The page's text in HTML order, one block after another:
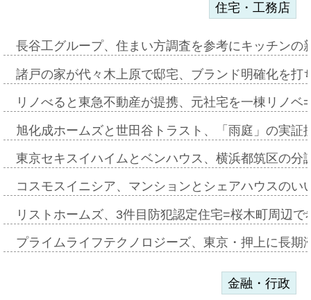
住宅・工務店
長谷工グループ、住まい方調査を参考にキッチン
諸戸の家が代々木上原で邸宅、ブランド明確化を
リノべると東急不動産が提携、元社宅を一棟リノ
旭化成ホームズと世田谷トラスト、「雨庭」の実
東京セキスイハイムとベンハウス、横浜都筑区の
コスモスイニシア、マンションとシェアハウスの
リストホームズ、3件目防犯認定住宅=桜木町周辺
プライムライフテクノロジーズ、東京・押上に長
金融・行政